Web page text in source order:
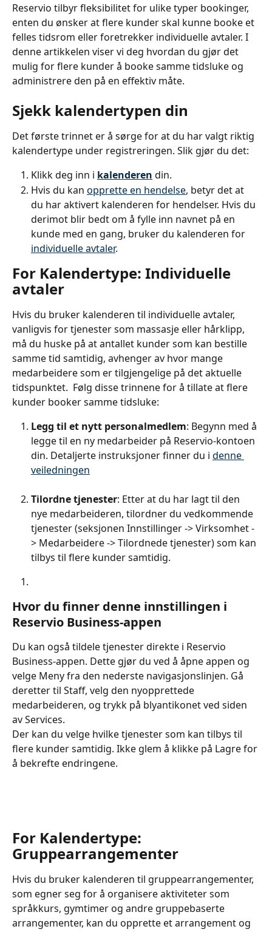
Reservio tilbyr fleksibilitet for ulike typer bookinger,
enten du ønsker at flere kunder skal kunne booke et
felles tidsrom eller foretrekker individuelle avtaler. I
denne artikkelen viser vi deg hvordan du gjør det
mulig for flere kunder å booke samme tidsluke og
administrere den på en effektiv måte.
Sjekk kalendertypen din
Det første trinnet er å sørge for at du har valgt riktig
kalendertype under registreringen. Slik gjør du det:
Klikk deg inn i kalenderen din.
Hvis du kan opprette en hendelse, betyr det at
du har aktivert kalenderen for hendelser. Hvis du
derimot blir bedt om å fylle inn navnet på en
kunde med en gang, bruker du kalenderen for
individuelle avtaler.
For Kalendertype: Individuelle
avtaler
Hvis du bruker kalenderen til individuelle avtaler,
vanligvis for tjenester som massasje eller hårklipp,
må du huske på at antallet kunder som kan bestille
samme tid samtidig, avhenger av hvor mange
medarbeidere som er tilgjengelige på det aktuelle
tidspunktet.  Følg disse trinnene for å tillate at flere
kunder booker samme tidsluke:
Legg til et nytt personalmedlem: Begynn med å
legge til en ny medarbeider på Reservio-kontoen
din. Detaljerte instruksjoner finner du i denne
veiledningen
Tilordne tjenester: Etter at du har lagt til den
nye medarbeideren, tilordner du vedkommende
tjenester (seksjonen Innstillinger -> Virksomhet -
> Medarbeidere -> Tilordnede tjenester) som kan
tilbys til flere kunder samtidig.
Hvor du finner denne innstillingen i
Reservio Business-appen
Du kan også tildele tjenester direkte i Reservio
Business-appen. Dette gjør du ved å åpne appen og
velge Meny fra den nederste navigasjonslinjen. Gå
deretter til Staff, velg den nyopprettede
medarbeideren, og trykk på blyantikonet ved siden
av Services.
Der kan du velge hvilke tjenester som kan tilbys til
flere kunder samtidig. Ikke glem å klikke på Lagre for
å bekrefte endringene.
For Kalendertype:
Gruppearrangementer
Hvis du bruker kalenderen til gruppearrangementer,
som egner seg for å organisere aktiviteter som
språkkurs, gymtimer og andre gruppebaserte
arrangementer, kan du opprette et arrangement og